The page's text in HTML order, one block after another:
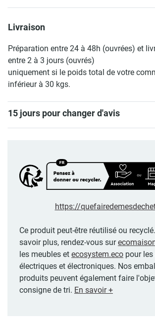
Livraison
Préparation entre 24 à 48h (ouvrées) et
entre 2 à 3 jours (ouvrés)
uniquement si le poids total de votre
inférieur à 30 kgs.
15 jours pour changer d'avis
https://
Ce produit peut-être réutilisé ou
savoir plus, rendez-vous sur
les meubles et ecosystem.eco pour
électriques et électroniques. Nos
produits peuvent également faire
consigne de tri. En savoir +